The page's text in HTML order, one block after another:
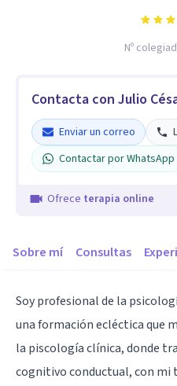
Nº
Contacta con Julio
Enviar un correo
Contactar por WhatsApp
Ofrece terapia online
Sobre mí Consultas
Soy profesional de la
una formación ecléctica que
la piscología clínica, donde
cognitivo conductual, con mi